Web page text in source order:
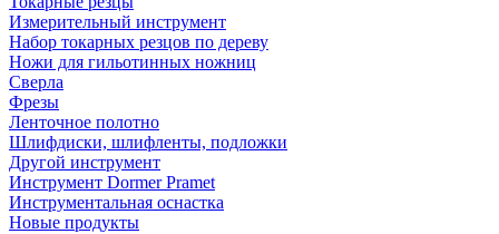
Измерительный инструмент
Набор токарных резцов по дереву
Ножи для гильотинных ножниц
Сверла
Фрезы
Ленточное полотно
Шлифдиски, шлифленты, подложки
Другой инструмент
Инструмент Dormer Pramet
Инструментальная оснастка
Новые продукты